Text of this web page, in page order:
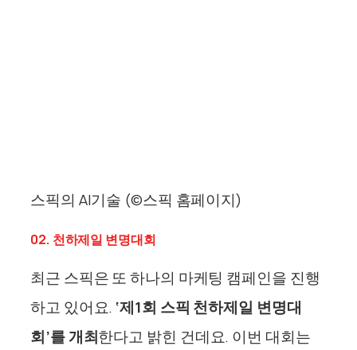
스픽의 AI기술 (©스픽 홈페이지)
02. 천하제일 변명대회
최근 스픽은 또 하나의 마케팅 캠페인을 진행
하고 있어요. ‘제1회 스픽 천하제일 변명대
회’를 개최한다고 밝힌 건데요. 이번 대회는